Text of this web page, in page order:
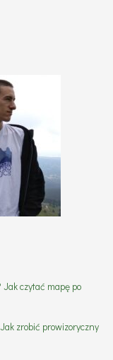
czytać mapę po
zrobić prowizoryczny